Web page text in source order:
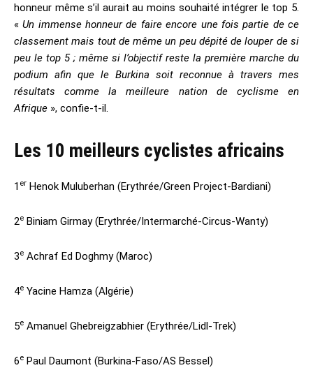
honneur même s’il aurait au moins souhaité intégrer le top 5.
«Un immense honneur de faire encore une fois partie de ce
classement mais tout de même un peu dépité de louper de si
peu le top 5 ; même si l’objectif reste la première marche du
podium afin que le Burkina soit reconnue à travers mes
résultats comme la meilleure nation de cyclisme en
Afrique », confie-t-il.
Les 10 meilleurs cyclistes africains
1 er Henok Muluberhan (Erythrée/Green Project-Bardiani)
2e Biniam Girmay (Erythrée/Intermarché-Circus-Wanty)
3e Achraf Ed Doghmy (Maroc)
4e Yacine Hamza (Algérie)
5e Amanuel Ghebreigzabhier (Erythrée/Lidl-Trek)
6e Paul Daumont (Burkina-Faso/AS Bessel)